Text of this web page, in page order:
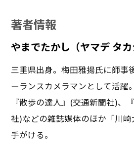
著者情報
やまでたかし（ヤマデ タカ
三重県出身。梅田雅揚氏に師事
ーランスカメラマンとして活躍。
『散歩の達人』(交通新聞社)、
社)などの雑誌媒体のほか「川
手がける。